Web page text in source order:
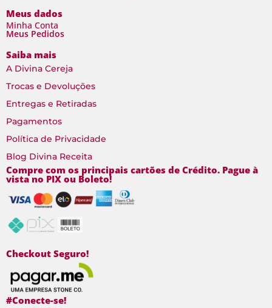
Meus dados
Minha Conta
Meus Pedidos
Saiba mais
A Divina Cereja
Trocas e Devoluções
Entregas e Retiradas
Pagamentos
Política de Privacidade
Blog Divina Receita
Compre com os principais cartões de Crédito. Pague à
vista no PIX ou Boleto!
Checkout Seguro!
#Conecte-se!